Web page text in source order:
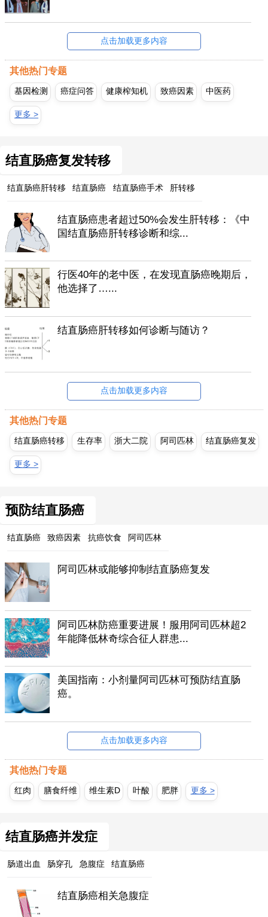
点击加载更多内容
其他热门专题
基因检测 癌症问答 健康榨知机 致癌因素 中医药
更多 >
结直肠癌复发转移
结直肠癌肝转移 结直肠癌 结直肠癌手术 肝转移
结直肠癌患者超过50%会发生肝转移：《中
国结直肠癌肝转移诊断和综...
行医40年的老中医，在发现直肠癌晚期后，
他选择了…...
结直肠癌肝转移如何诊断与随访？
点击加载更多内容
其他热门专题
结直肠癌转移 生存率 浙大二院 阿司匹林 结直肠癌复发
更多 >
预防结直肠癌
结直肠癌 致癌因素 抗癌饮食 阿司匹林
阿司匹林或能够抑制结直肠癌复发
阿司匹林防癌重要进展！服用阿司匹林超2
年能降低林奇综合征人群患...
美国指南：小剂量阿司匹林可预防结直肠
癌。
点击加载更多内容
其他热门专题
红肉 膳食纤维 维生素D 叶酸 肥胖 更多 >
结直肠癌并发症
肠道出血 肠穿孔 急腹症 结直肠癌
结直肠癌相关急腹症